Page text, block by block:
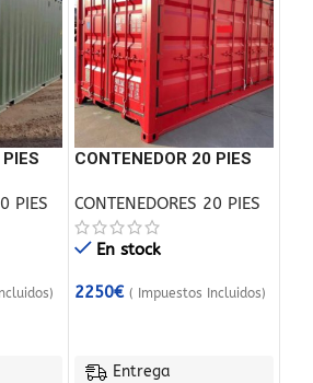
PIES
CONTENEDOR 20 PIES
LATERAL
CONTENEDORES 20 PIES
En stock
2250€ ( Impuestos Incluidos)
Entrega